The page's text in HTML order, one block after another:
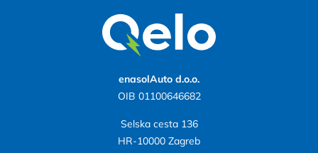
enasolAuto d.o.o.
OIB 01100646682
Selska cesta 136
HR-10000 Zagreb